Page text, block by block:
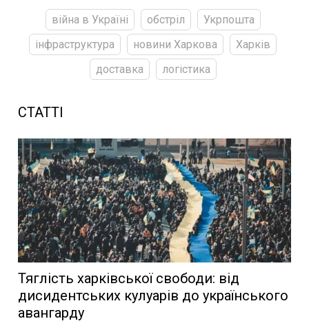
війна в Україні обстріл
Укрпошта
інфраструктура
новини Харкова
Харків
доставка
логістика
СТАТТІ
Тяглість харківської свободи: від
дисидентських кулуарів до українського
авангарду